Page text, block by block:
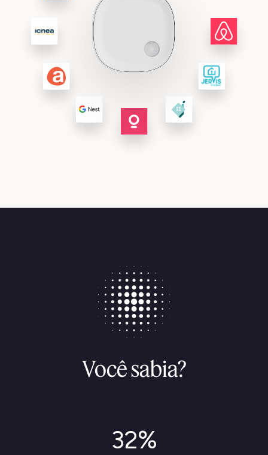
Você sabia?
32%